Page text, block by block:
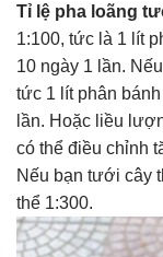
Tỉ lệ pha loãng
1:100, tức là 1 lít
10 ngày 1 lần.
tức 1 lít phân
lần. Hoặc liều
có thể điều chỉnh
Nếu bạn tưới cây
thể 1:300.